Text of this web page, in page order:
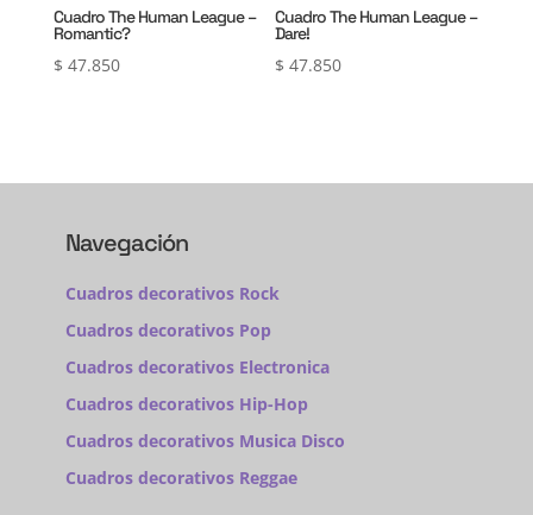
Cuadro The Human League –
Romantic?
$ 47.850
Cuadro The Human League –
Dare!
$ 47.850
Navegación
Cuadros decorativos Rock
Cuadros decorativos Pop
Cuadros decorativos Electronica
Cuadros decorativos Hip-Hop
Cuadros decorativos Musica Disco
Cuadros decorativos Reggae